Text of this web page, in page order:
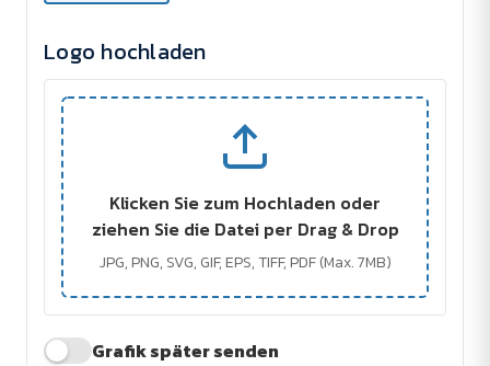
Logo hochladen
Klicken Sie zum Hochladen oder
ziehen Sie die Datei per Drag & Drop
JPG, PNG, SVG, GIF, EPS, TIFF, PDF (Max. 7MB)
Grafik später senden